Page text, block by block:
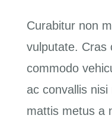
Curabitur non
vulputate. Cras
commodo
ac convallis
mattis metus a